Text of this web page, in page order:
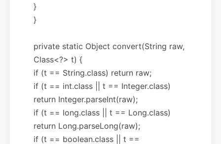
}
}
private static Object convert(String raw,
Class<?> t) {
if (t == String.class) return raw;
if (t == int.class || t == Integer.class)
return Integer.parseInt(raw);
if (t == long.class || t == Long.class)
return Long.parseLong(raw);
if (t == boolean.class || t ==